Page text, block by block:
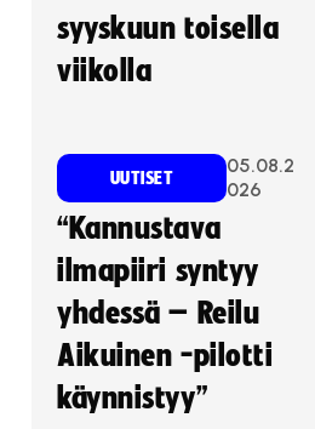
syyskuun toisella
viikolla
UUTISET
05.08.2
026
“Kannustava
ilmapiiri syntyy
yhdessä – Reilu
Aikuinen -pilotti
käynnistyy”